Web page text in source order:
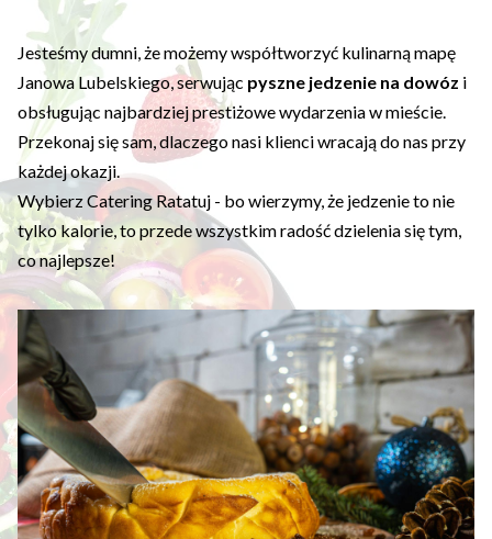
Jesteśmy dumni, że możemy współtworzyć kulinarną mapę
Janowa Lubelskiego, serwując pyszne jedzenie na dowóz i
obsługując najbardziej prestiżowe wydarzenia w mieście.
Przekonaj się sam, dlaczego nasi klienci wracają do nas przy
każdej okazji.
Wybierz Catering Ratatuj - bo wierzymy, że jedzenie to nie
tylko kalorie, to przede wszystkim radość dzielenia się tym,
co najlepsze!